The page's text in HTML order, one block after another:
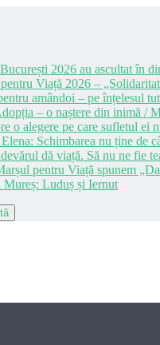
2026 au ascultat în
Viață 2026 –
amândoi – pe înțelesul
– o naștere din inimă /
o alegere pe care sufletul ei
Schimbarea nu ține de
dă viață. Să nu ne fie
pentru Viață spunem
Luduș și Iernut